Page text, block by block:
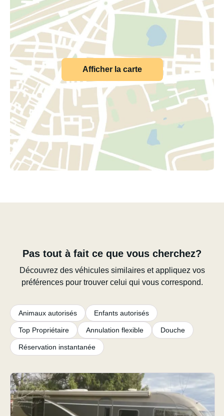
Afficher la carte
Pas tout à fait ce que vous cherchez?
Découvrez des véhicules similaires et appliquez vos
préférences pour trouver celui qui vous correspond.
Animaux autorisés Enfants autorisés
Top Propriétaire Annulation flexible Douche
Réservation instantanée